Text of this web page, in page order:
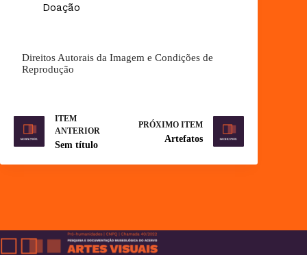
Doação
Direitos Autorais da Imagem e Condições de
Reprodução
ITEM
ANTERIOR
Sem título
PRÓXIMO ITEM
Artefatos